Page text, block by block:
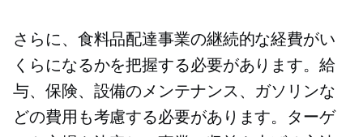
さらに、食料品配達事業の継続的な経費がい
くらになるかを把握する必要があります。給
与、保険、設備のメンテナンス、ガソリンな
どの費用も考慮する必要があります。ターゲ